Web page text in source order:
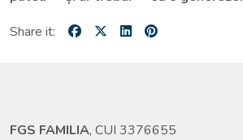
Share it:
FGS FAMILIA, CUI 3376655